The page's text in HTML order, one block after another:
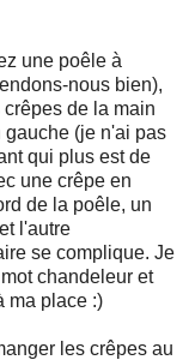
une poêle à
nous bien),
de la main
(je n'ai pas
qui plus est de
une crêpe en
de la poêle, un
l'autre
se complique. Je
chandeleur et
ma place :)
les crêpes au